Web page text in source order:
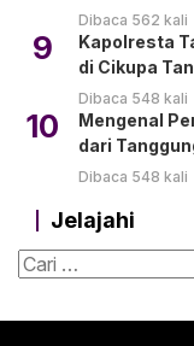
Dibaca 562 kali
9
Kapolresta
di Cikupa
Dibaca 548 kali
10
Mengenal
dari
Dibaca 548 kali
Jelajahi
Cari